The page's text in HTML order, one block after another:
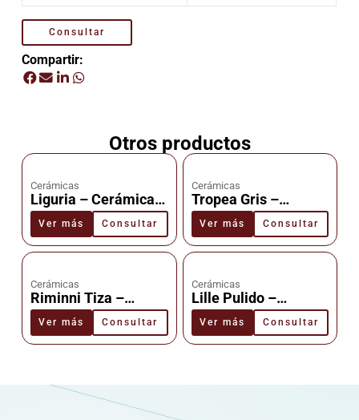
Consultar
Compartir:
Otros productos
Cerámicas
Liguria – Cerámica –
Cañuelas
Ver más Consultar
Cerámicas
Tropea Gris –
Cerámica –
Cañuelas
Ver más Consultar
Cerámicas
Riminni Tiza –
Cerámica –
Cañuelas
Ver más Consultar
Cerámicas
Lille Pulido –
Cerámica –
Cañuelas
Ver más Consultar